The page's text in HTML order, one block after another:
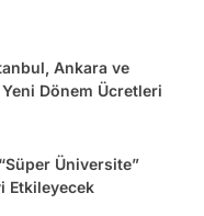
Ankara ve
Dönem Ücretleri
Üniversite”
Etkileyecek